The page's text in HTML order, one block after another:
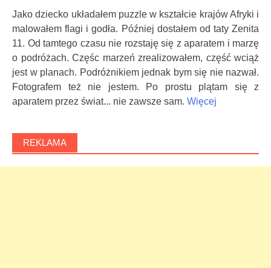
Jako dziecko układałem puzzle w kształcie krajów Afryki i
malowałem flagi i godła. Później dostałem od taty Zenita
11. Od tamtego czasu nie rozstaję się z aparatem i marzę
o podróżach. Częśc marzeń zrealizowałem, część wciąż
jest w planach. Podróżnikiem jednak bym się nie nazwał.
Fotografem też nie jestem. Po prostu plątam się z
aparatem przez świat... nie zawsze sam. Więcej
REKLAMA